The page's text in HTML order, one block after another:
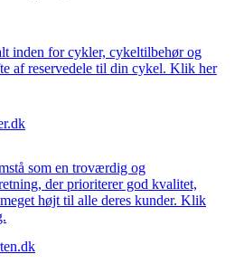
inden for cykler, cykeltilbehør og
af reservedele til din cykel. Klik her
som en troværdig og
der prioriterer god kvalitet,
højt til alle deres kunder. Klik